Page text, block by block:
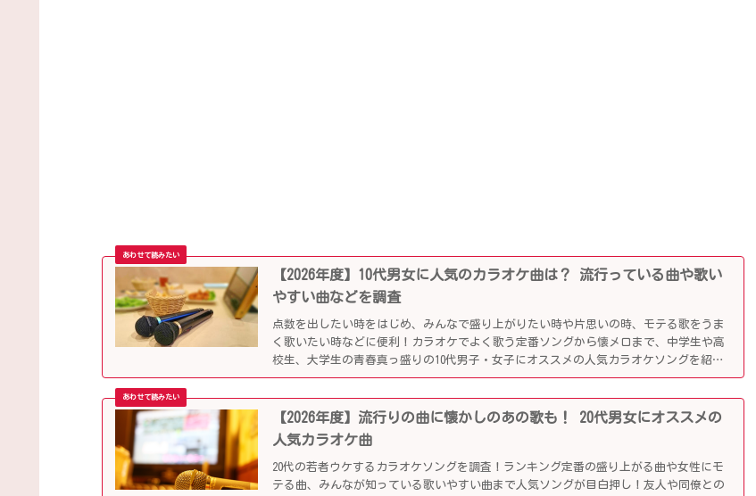
【2026年度】10代男女に人気のカラオケ曲は？ 流行っている曲や歌い
やすい曲などを調査
点数を出したい時をはじめ、みんなで盛り上がりたい時や片思いの時、モテる歌をうま
く歌いたい時などに便利！カラオケでよく歌う定番ソングから懐メロまで、中学生や高
校生、大学生の青春真っ盛りの10代男子・女子にオススメの人気カラオケソングを紹介
していきます。
【2026年度】流行りの曲に懐かしのあの歌も！ 20代男女にオススメの
人気カラオケ曲
20代の若者ウケするカラオケソングを調査！ランキング定番の盛り上がる曲や女性にモ
テる曲、みんなが知っている歌いやすい曲まで人気ソングが目白押し！友人や同僚との